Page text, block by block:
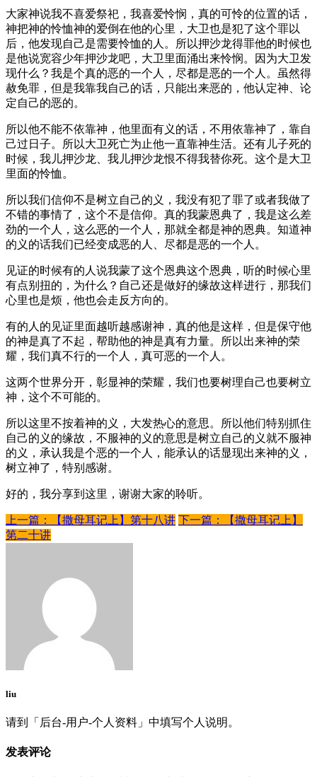
大家神说我不喜爱祭祀，我喜爱怜悯，真的可怜的位置的话，
神把神的怜恤神的爱倒在他的心里，大卫也是犯了这个罪以
后，他发现自己是需要怜恤的人。所以押沙龙得罪他的时候也
是他说宽容少年押沙龙吧，大卫里面涌出来怜悯。因为大卫发
现什么？我是个真的恶的一个人，尽都是恶的一个人。虽然得
赦免罪，但是我靠我自己的话，只能出来恶的，他认定神、论
定自己的恶的。
所以他不能不依靠神，他里面有义的话，不用依靠神了，靠自
己过日子。所以大卫死亡为止他一直靠神生活。还有儿子死的
时候，我儿押沙龙、我儿押沙龙恨不得我替你死。这个是大卫
里面的怜恤。
所以我们信仰不是树立自己的义，我没有犯了罪了或者我做了
不错的事情了，这个不是信仰。真的我蒙恩典了，我是这么差
劲的一个人，这么恶的一个人，那就全都是神的恩典。知道神
的义的话我们已经变成恶的人、尽都是恶的一个人。
见证的时候有的人说我蒙了这个恩典这个恩典，听的时候心里
有点别扭的，为什么？自己还是做好的缘故这样进行，那我们
心里也是烦，他也会走反方向的。
有的人的见证里面越听越感谢神，真的他是这样，但是保守他
的神是真了不起，帮助他的神是真有力量。所以出来神的荣
耀，我们真不行的一个人，真可恶的一个人。
这两个世界分开，彰显神的荣耀，我们也要树理自己也要树立
神，这个不可能的。
所以这里不按着神的义，大发热心的意思。所以他们特别抓住
自己的义的缘故，不服神的义的意思是树立自己的义就不服神
的义，承认我是个恶的一个人，能承认的话显现出来神的义，
树立神了，特别感谢。
好的，我分享到这里，谢谢大家的聆听。
上一篇：【撒母耳记上】第十八讲 下一篇：【撒母耳记上】
第二十讲
liu
请到「后台-用户-个人资料」中填写个人说明。
发表评论